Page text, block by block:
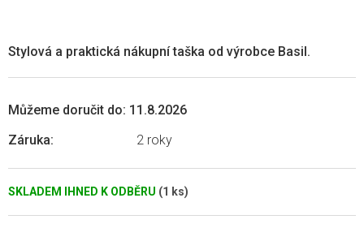
SKLADEM IHNED K ODBĚRU (1 ks)
Můžeme doručit do: 11.8.2026
Záruka: 2 roky
Stylová a praktická nákupní taška od výrobce Basil.